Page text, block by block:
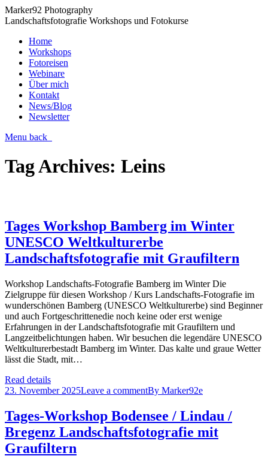
Marker92 Photography
Landschaftsfotografie Workshops und Fotokurse
Home
Workshops
Fotoreisen
Webinare
Über mich
Kontakt
News/Blog
Newsletter
Menu back
Tag Archives: Leins
Tages Workshop Bamberg im Winter
UNESCO Weltkulturerbe
Landschaftsfotografie mit Graufiltern
Workshop Landschafts-Fotografie Bamberg im Winter Die
Zielgruppe für diesen Workshop / Kurs Landschafts-Fotografie im
wunderschönen Bamberg (UNESCO Weltkulturerbe) sind Beginner
und auch Fortgeschrittenedie noch keine oder erst wenige
Erfahrungen in der Landschaftsfotografie mit Graufiltern und
Langzeitbelichtungen haben. Wir besuchen die legendäre UNESCO
Weltkulturerbestadt Bamberg im Winter. Das kalte und graue Wetter
lässt die Stadt, mit…
Read details
23. November 2025Leave a commentBy Marker92e
Tages-Workshop Bodensee / Lindau /
Bregenz Landschaftsfotografie mit
Graufiltern